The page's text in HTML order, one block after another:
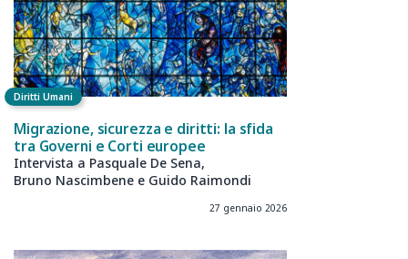
Diritti Umani
Migrazione, sicurezza e diritti: la sfida
tra Governi e Corti europee
Intervista a Pasquale De Sena,
Bruno Nascimbene e Guido Raimondi
27 gennaio 2026